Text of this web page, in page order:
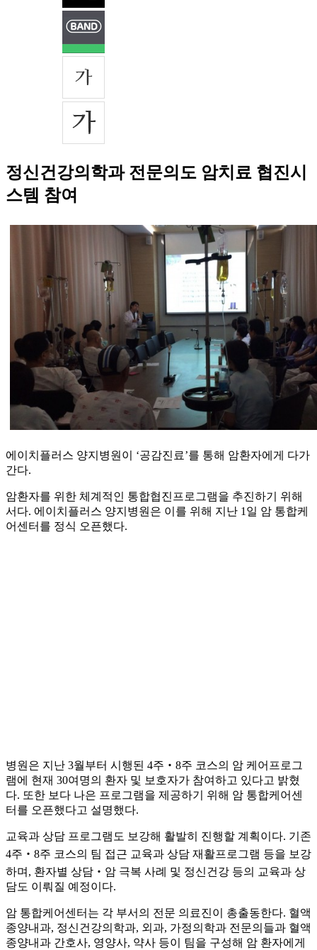
정신건강의학과 전문의도 암치료 협진시
스템 참여
에이치플러스 양지병원이 ‘공감진료’를 통해 암환자에게 다가
간다.
암환자를 위한 체계적인 통합협진프로그램을 추진하기 위해
서다. 에이치플러스 양지병원은 이를 위해 지난 1일 암 통합케
어센터를 정식 오픈했다.
병원은 지난 3월부터 시행된 4주‧8주 코스의 암 케어프로그
램에 현재 30여명의 환자 및 보호자가 참여하고 있다고 밝혔
다. 또한 보다 나은 프로그램을 제공하기 위해 암 통합케어센
터를 오픈했다고 설명했다.
교육과 상담 프로그램도 보강해 활발히 진행할 계획이다. 기존
4주‧8주 코스의 팀 접근 교육과 상담 재활프로그램 등을 보강
하며, 환자별 상담‧암 극복 사례 및 정신건강 등의 교육과 상
담도 이뤄질 예정이다.
암 통합케어센터는 각 부서의 전문 의료진이 총출동한다. 혈액
종양내과, 정신건강의학과, 외과, 가정의학과 전문의들과 혈액
종양내과 간호사, 영양사, 약사 등이 팀을 구성해 암 환자에게